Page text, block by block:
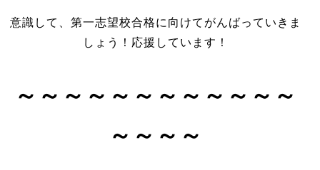
意識して、第一志望校合格に向けてがんばっていきま
しょう！応援しています！
～～～～～～～～～～～～
～～～～